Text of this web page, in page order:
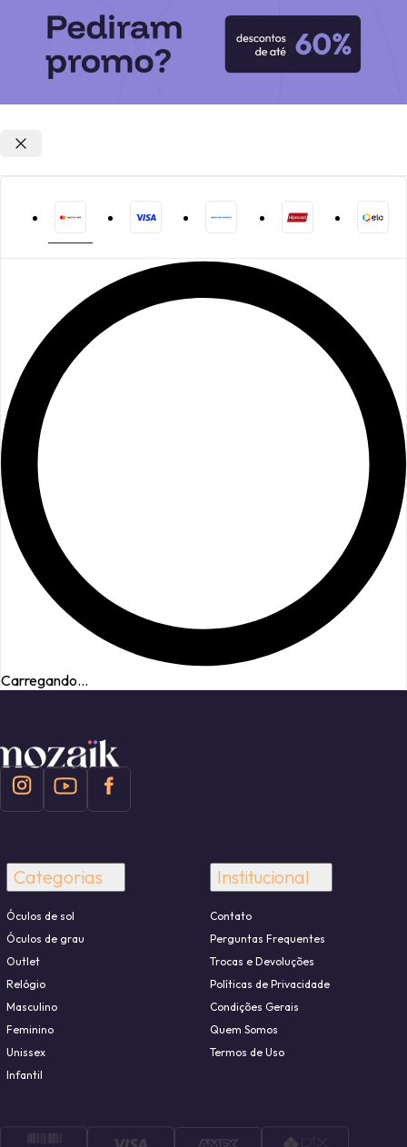
Carregando...
Categorias
Óculos de sol
Óculos de grau
Outlet
Relógio
Masculino
Feminino
Unissex
Infantil
Institucional
Contato
Perguntas Frequentes
Trocas e Devoluções
Políticas de Privacidade
Condições Gerais
Quem Somos
Termos de Uso